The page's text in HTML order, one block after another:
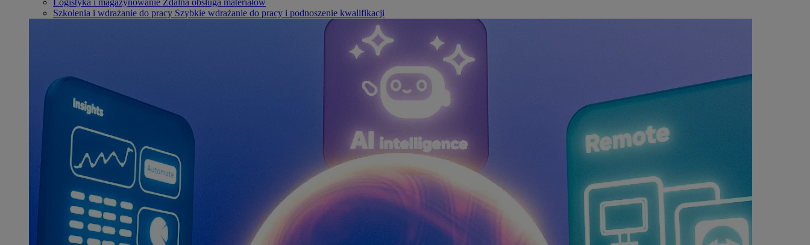
Logistyka i magazynowanie Zdalna obsługa materiałów
Szkolenia i wdrażanie do pracy Szybkie wdrażanie do pracy i podnoszenie kwalifikacji